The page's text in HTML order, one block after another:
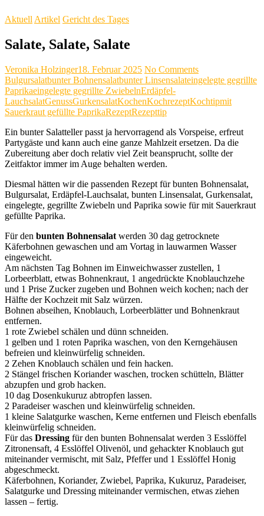
AktuellArtikel Gericht des Tages
Salate, Salate, Salate
Veronika Holzinger18. Februar 2025 No Comments
Bulgursalatbunter Bohnensalatbunter Linsensalateingelegte gegrillte
Paprikaeingelegte gegrillte ZwiebelnErdäpfel-
LauchsalatGenussGurkensalatKochenKochrezeptKochtipmit
Sauerkraut gefüllte PaprikaRezeptRezepttip
Ein bunter Salatteller passt ja hervorragend als Vorspeise, erfreut
Partygäste und kann auch eine ganze Mahlzeit ersetzen. Da die
Zubereitung aber doch relativ viel Zeit beansprucht, sollte der
Zeitfaktor immer im Auge behalten werden.
Diesmal hätten wir die passenden Rezept für bunten Bohnensalat,
Bulgursalat, Erdäpfel-Lauchsalat, bunten Linsensalat, Gurkensalat,
eingelegte, gegrillte Zwiebeln und Paprika sowie für mit Sauerkraut
gefüllte Paprika.
Für den bunten Bohnensalat werden 30 dag getrocknete
Käferbohnen gewaschen und am Vortag in lauwarmen Wasser
eingeweicht.
Am nächsten Tag Bohnen im Einweichwasser zustellen, 1
Lorbeerblatt, etwas Bohnenkraut, 1 angedrückte Knoblauchzehe
und 1 Prise Zucker zugeben und Bohnen weich kochen; nach der
Hälfte der Kochzeit mit Salz würzen.
Bohnen abseihen, Knoblauch, Lorbeerblätter und Bohnenkraut
entfernen.
1 rote Zwiebel schälen und dünn schneiden.
1 gelben und 1 roten Paprika waschen, von den Kerngehäusen
befreien und kleinwürfelig schneiden.
2 Zehen Knoblauch schälen und fein hacken.
2 Stängel frischen Koriander waschen, trocken schütteln, Blätter
abzupfen und grob hacken.
10 dag Dosenkukuruz abtropfen lassen.
2 Paradeiser waschen und kleinwürfelig schneiden.
1 kleine Salatgurke waschen, Kerne entfernen und Fleisch ebenfalls
kleinwürfelig schneiden.
Für das Dressing für den bunten Bohnensalat werden 3 Esslöffel
Zitronensaft, 4 Esslöffel Olivenöl, und gehackter Knoblauch gut
miteinander vermischt, mit Salz, Pfeffer und 1 Esslöffel Honig
abgeschmeckt.
Käferbohnen, Koriander, Zwiebel, Paprika, Kukuruz, Paradeiser,
Salatgurke und Dressing miteinander vermischen, etwas ziehen
lassen – fertig.